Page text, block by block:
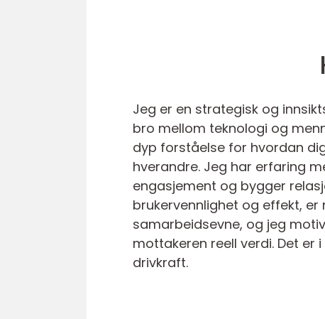
Jeg er en strategisk og
bro mellom teknologi og
dyp forståelse for hvordan
hverandre. Jeg har erfaring
engasjement og bygger
brukervennlighet og effekt,
samarbeidsevne, og jeg
mottakeren reell verdi. Det
drivkraft.